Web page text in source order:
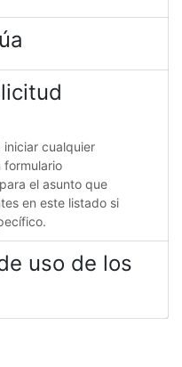
iniciar cualquier
formulario
el asunto que
en este listado si
uso de los